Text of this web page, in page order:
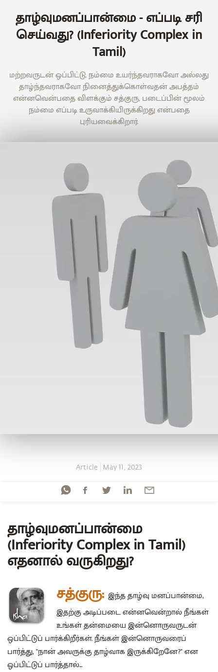
தாழ்வுமனப்பான்மை - எப்படி சரி
செய்வது? (Inferiority Complex in
Tamil)
மற்றவருடன் ஒப்பிட்டு, நம்மை உயர்ந்தவராகவோ அல்லது
தாழ்ந்தவராகவோ நினைத்துக்கொள்வதன் அபத்தம்
என்னவென்பதை விளக்கும் சத்குரு, படைப்பின் மூலம்
நம்மை எப்படி உருவாக்கியிருக்கிறது என்பதை
புரியவைக்கிறார்.
Article May 11, 2023
தாழ்வுமனப்பான்மை
(Inferiority Complex in Tamil)
எதனால் வருகிறது?
சத்குரு: இந்த தாழ்வு மனப்பான்மை,
இதற்கு அடிப்படை என்னவென்றால் நீங்கள்
உங்கள் தன்மையை இன்னொருவருடன்
ஒப்பிட்டுப் பார்க்கிறீர்கள். நீங்கள் இன்னொருவரைப்
பார்த்து, "நான் அவருக்கு தாழ்வாக இருக்கிறேனே?" என
ஒப்பிட்டுப் பார்த்தால்...